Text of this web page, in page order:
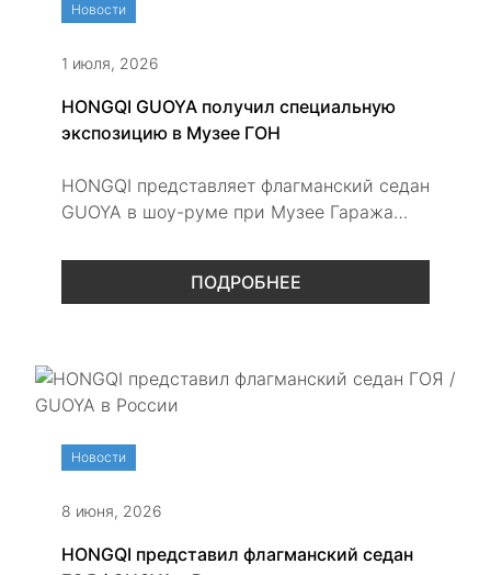
Новости
1 июля, 2026
HONGQI GUOYA получил специальную
экспозицию в Музее ГОН
HONGQI представляет флагманский седан
GUOYA в шоу-руме при Музее Гаража
ПОДРОБНЕЕ
Новости
8 июня, 2026
HONGQI представил флагманский седан